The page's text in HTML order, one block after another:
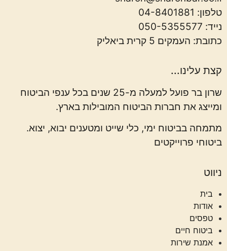
טלפון: 04-8401881
נייד: 050-5355577
כתובת: העמקים 5 קרית ביאליק
קצת עלינו...
שרון בר פועל למעלה מ-25 שנים בכל ענפי הביטוח
ומייצג את חברות הביטוח המובילות בארץ.
מתמחה בביטוח ימי, כלי שייט ומטענים יבוא, יצוא.
ביטוחי פרוייקטים
ניווט
בית
אודות
טפסים
ביטוח חיים
אמנת שירות